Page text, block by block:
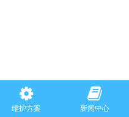
维护方案 新闻中心